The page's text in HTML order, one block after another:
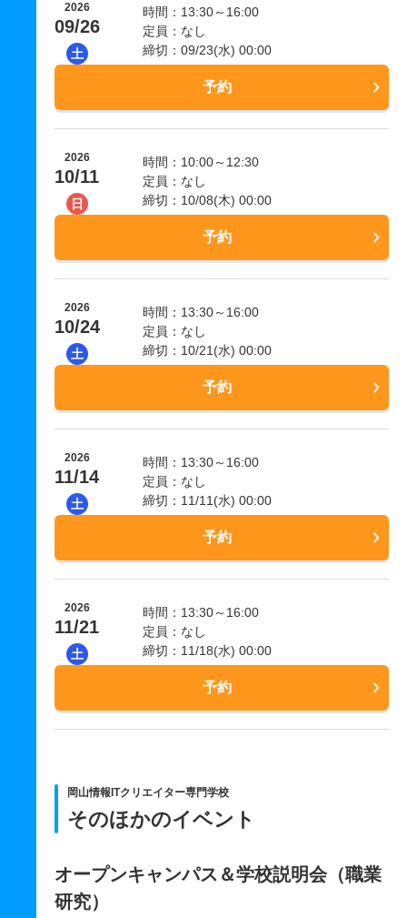
2026
09/26
土
時間：13:30～16:00
定員：なし
締切：09/23(水) 00:00
予約
2026
10/11
日
時間：10:00～12:30
定員：なし
締切：10/08(木) 00:00
予約
2026
10/24
土
時間：13:30～16:00
定員：なし
締切：10/21(水) 00:00
予約
2026
11/14
土
時間：13:30～16:00
定員：なし
締切：11/11(水) 00:00
予約
2026
11/21
土
時間：13:30～16:00
定員：なし
締切：11/18(水) 00:00
予約
岡山情報ITクリエイター専門学校
そのほかのイベント
オープンキャンパス＆学校説明会（職業
研究）